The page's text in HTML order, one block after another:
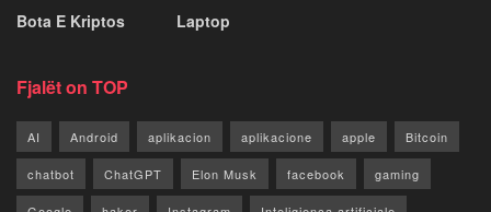
Bota E Kriptos
Laptop
Fjalët on TOP
AI Android aplikacion aplikacione apple Bitcoin
chatbot ChatGPT Elon Musk facebook gaming